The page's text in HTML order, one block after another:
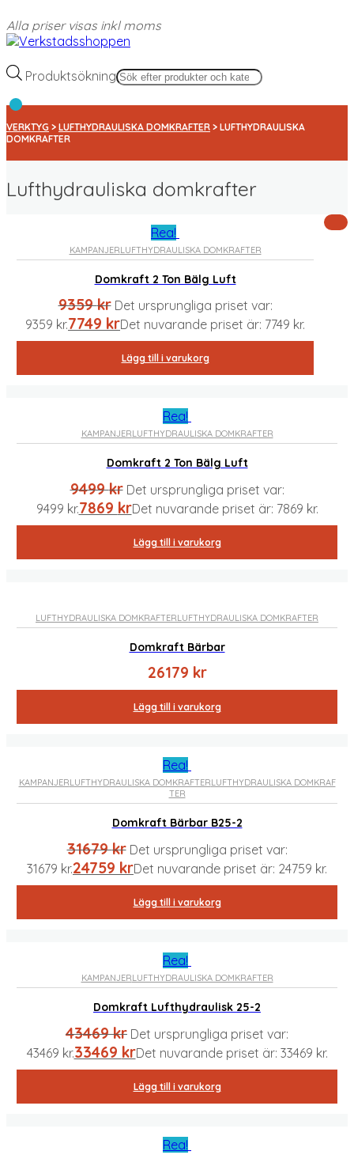
Alla priser visas inkl moms
Produktsökning
VERKTYG > LUFTHYDRAULISKA DOMKRAFTER > LUFTHYDRAULISKA
DOMKRAFTER
Lufthydrauliska domkrafter
Standardsortering
Sortera efter popularitet
Sortera efter senast
Sortera efter pris: lågt till högt
Sortera efter pris: högt till lågt
Rea!
KAMPANJERLUFTHYDRAULISKA DOMKRAFTER
Domkraft 2 Ton Bälg Luft
9359kr Det ursprungliga priset var:
9359 kr.7749 krDet nuvarande priset är: 7749 kr.
Lägg till i varukorg
Rea!
KAMPANJERLUFTHYDRAULISKA DOMKRAFTER
Domkraft 2 Ton Bälg Luft
9499kr Det ursprungliga priset var:
9499 kr.7869 krDet nuvarande priset är: 7869 kr.
Lägg till i varukorg
LUFTHYDRAULISKA DOMKRAFTERLUFTHYDRAULISKA DOMKRAFTER
Domkraft Bärbar
26179 kr
Lägg till i varukorg
Rea!
KAMPANJERLUFTHYDRAULISKA DOMKRAFTERLUFTHYDRAULISKA DOMKRAF
TER
Domkraft Bärbar B25-2
31679kr Det ursprungliga priset var:
31679 kr.24759 krDet nuvarande priset är: 24759 kr.
Lägg till i varukorg
Rea!
KAMPANJERLUFTHYDRAULISKA DOMKRAFTER
Domkraft Lufthydraulisk 25-2
43469kr Det ursprungliga priset var:
43469 kr.33469 krDet nuvarande priset är: 33469 kr.
Lägg till i varukorg
Rea!